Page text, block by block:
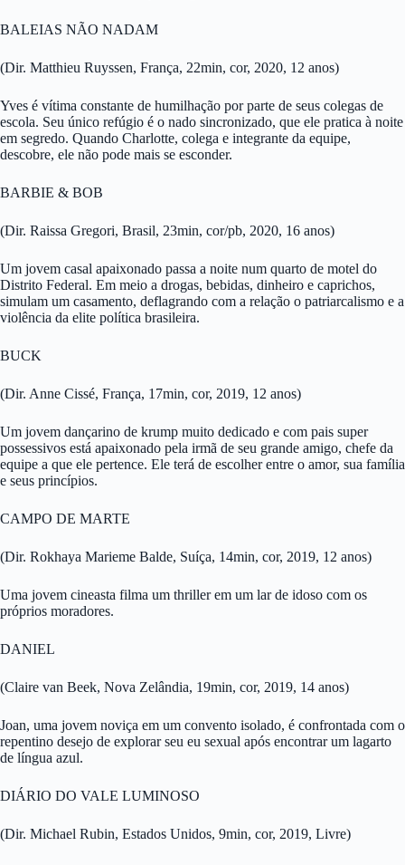
BALEIAS NÃO NADAM
(Dir. Matthieu Ruyssen, França, 22min, cor, 2020, 12 anos)
Yves é vítima constante de humilhação por parte de seus colegas de
escola. Seu único refúgio é o nado sincronizado, que ele pratica à noite
em segredo. Quando Charlotte, colega e integrante da equipe,
descobre, ele não pode mais se esconder.
BARBIE & BOB
(Dir. Raissa Gregori, Brasil, 23min, cor/pb, 2020, 16 anos)
Um jovem casal apaixonado passa a noite num quarto de motel do
Distrito Federal. Em meio a drogas, bebidas, dinheiro e caprichos,
simulam um casamento, deflagrando com a relação o patriarcalismo e a
violência da elite política brasileira.
BUCK
(Dir. Anne Cissé, França, 17min, cor, 2019, 12 anos)
Um jovem dançarino de krump muito dedicado e com pais super
possessivos está apaixonado pela irmã de seu grande amigo, chefe da
equipe a que ele pertence. Ele terá de escolher entre o amor, sua família
e seus princípios.
CAMPO DE MARTE
(Dir. Rokhaya Marieme Balde, Suíça, 14min, cor, 2019, 12 anos)
Uma jovem cineasta filma um thriller em um lar de idoso com os
próprios moradores.
DANIEL
(Claire van Beek, Nova Zelândia, 19min, cor, 2019, 14 anos)
Joan, uma jovem noviça em um convento isolado, é confrontada com o
repentino desejo de explorar seu eu sexual após encontrar um lagarto
de língua azul.
DIÁRIO DO VALE LUMINOSO
(Dir. Michael Rubin, Estados Unidos, 9min, cor, 2019, Livre)